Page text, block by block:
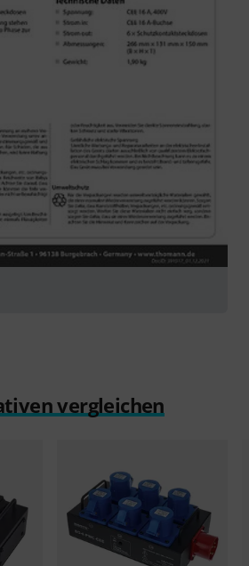
vergleichen